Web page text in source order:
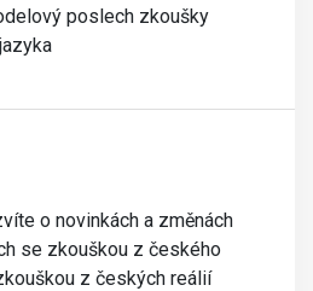
poslech zkoušky
o novinkách a změnách
se zkouškou z českého
z českých reálií